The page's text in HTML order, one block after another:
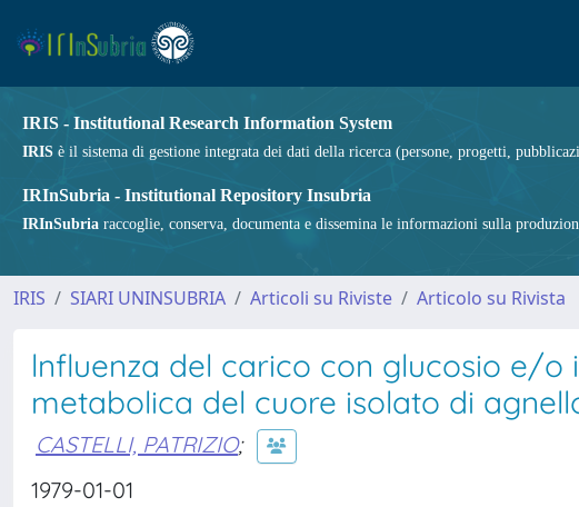
IRIS - Institutional Research Information System
IRIS è il sistema di gestione integrata dei dati della ricerca (persone, progetti,
IRInSubria - Institutional Repository Insubria
IRInSubria raccoglie, conserva, documenta e dissemina le informazioni sulla
IRIS SIARI UNINSUBRIA Articoli su Riviste Articolo su Rivista
lnfluenza del carico con glucosio e/o
metabolica del cuore isolato di
CASTELLI, PATRIZIO;
1979-01-01